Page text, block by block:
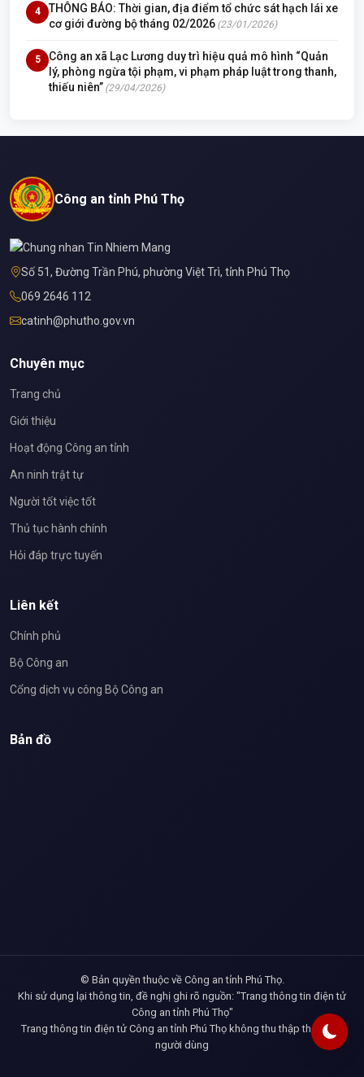
4
THÔNG BÁO: Thời gian, địa điểm tổ chức sát hạch lái xe
cơ giới đường bộ tháng 02/2026 (23/01/2026)
5
Công an xã Lạc Lương duy trì hiệu quả mô hình “Quản
lý, phòng ngừa tội phạm, vi phạm pháp luật trong thanh,
thiếu niên” (29/04/2026)
Công an tỉnh Phú Thọ
Số 51, Đường Trần Phú, phường Việt Trì, tỉnh Phú Thọ
069 2646 112
catinh@phutho.gov.vn
Chuyên mục
Trang chủ
Giới thiệu
Hoạt động Công an tỉnh
An ninh trật tự
Người tốt việc tốt
Thủ tục hành chính
Hỏi đáp trực tuyến
Liên kết
Chính phủ
Bộ Công an
Cổng dịch vụ công Bộ Công an
Bản đồ
© Bản quyền thuộc về Công an tỉnh Phú Thọ.
Khi sử dụng lại thông tin, đề nghị ghi rõ nguồn: "Trang thông tin điện tử
Công an tỉnh Phú Thọ"
Trang thông tin điện tử Công an tỉnh Phú Thọ không thu thập thông tin
người dùng